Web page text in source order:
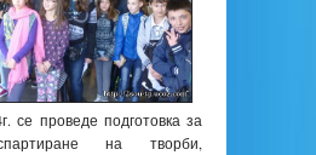
се проведе подготовка за
на творби,